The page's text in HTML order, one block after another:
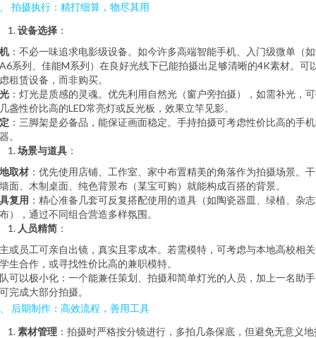
拍摄执行：精打细算，物尽其用
设备选择 ：
：不必一味追求电影级设备。如今许多高端智能手机、入门级微单（
系列、佳能M系列）在良好光线下已能拍摄出足够清晰的4K素材。可
租赁设备，而非购买。
：灯光是质感的灵魂。优先利用自然光（窗户旁拍摄），如需补光，
盏性价比高的LED常亮灯或反光板，效果立竿见影。
：三脚架是必备品，能保证画面稳定。手持拍摄可考虑性价比高的手
。
场景与道具 ：
取材 ：优先使用店铺、工作室、家中布置精美的角落作为拍摄场景。
面、木制桌面、纯色背景布（某宝可购）就能构成百搭的背景。
复用 ：精心准备几套可反复搭配使用的道具（如陶瓷器皿、绿植、杂
），通过不同组合营造多样氛围。
人员精简 ：
或员工可亲自出镜，真实且零成本。若需模特，可考虑与本地高校相
生合作，或寻找性价比高的兼职模特。
可以极小化：一个能兼任策划、拍摄和简单灯光的人员，加上一名助
完成大部分拍摄。
后期制作：高效流程，善用工具
素材管理 ：拍摄时严格按分镜进行，多拍几条保底，但避免无意义地